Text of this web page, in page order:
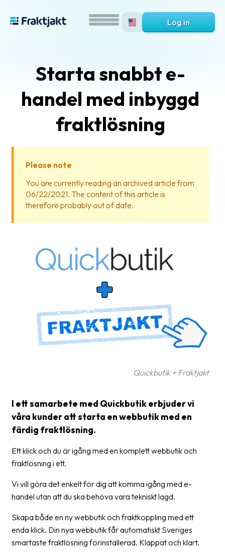
is
Help?
Packing
Printer
settings
Customs
Pickups
Manuals
Downloads
Barcode
scanner
Support
About
the
Log in
Starta snabbt e-
handel med inbyggd
fraktlösning
Please note
You are currently reading an archived article from
06/22/2021. The content of this article is
therefore probably out of date.
Quickbutik + Fraktjakt
I ett samarbete med Quickbutik erbjuder vi
våra kunder att starta en webbutik med en
färdig fraktlösning.
Ett klick och du är igång med en komplett webbutik och
fraktlösning i ett.
Vi vill göra det enkelt för dig att komma igång med e-
handel utan att du ska behöva vara tekniskt lagd.
Skapa både en ny webbutik och fraktkoppling med ett
enda klick. Din nya webbutik får automatiskt Sveriges
smartaste fraktlösning förinstallerad. Klappat och klart.